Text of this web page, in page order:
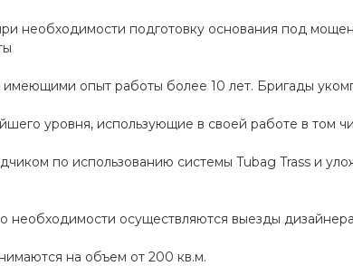
необходимости подготовку основания под
опыт работы более 10 лет. Бригады
уровня, использующие в своей работе в том
по использованию системы Tubag Trass и
осуществляются выезды
на объем от 200 кв.м.